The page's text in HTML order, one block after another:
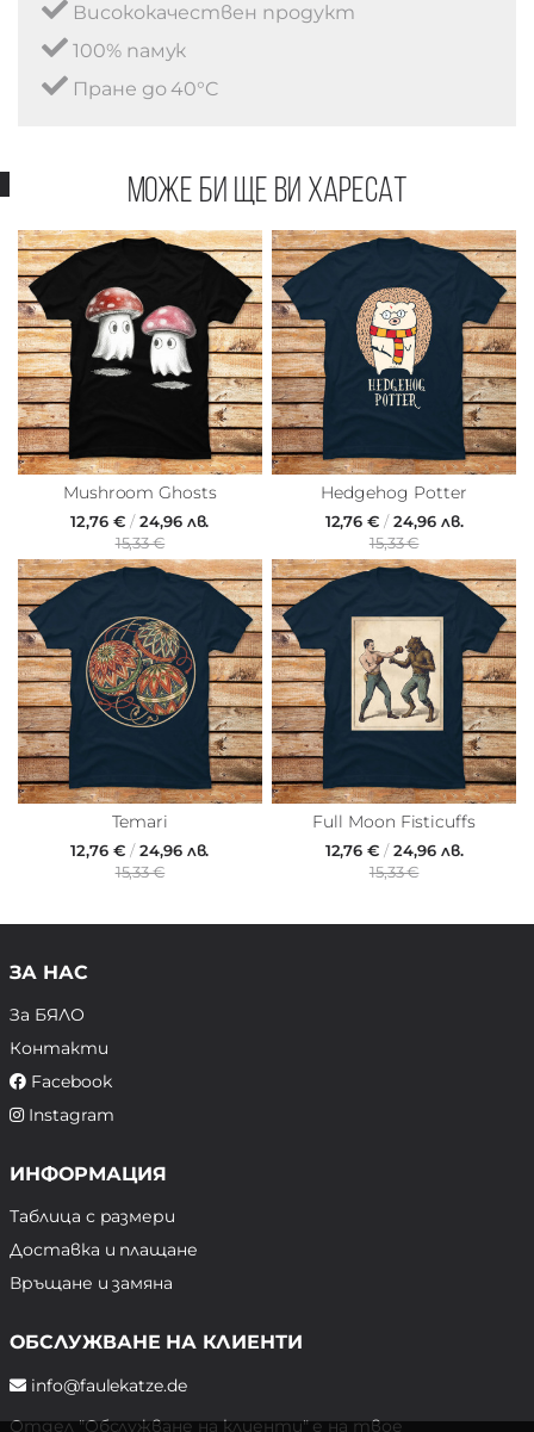
Висококачествен продукт
100% памук
Пране до 40°C
Може би ще ви харесат
Mushroom Ghosts
12,76 € /24,96 лв.
15,33 €
Hedgehog Potter
12,76 €/24,96 лв.
15,33 €
Temari
12,76 € /24,96 лв.
15,33 €
Full Moon Fisticuffs
12,76 €/24,96 лв.
15,33 €
ЗА НАС
За БЯЛО
Контакти
Facebook
Instagram
ИНФОРМАЦИЯ
Таблица с размери
Доставка и плащане
Връщане и замяна
ОБСЛУЖВАНЕ НА КЛИЕНТИ
info@faulekatze.de
Отдел "Обслужване на клиенти" е на твое